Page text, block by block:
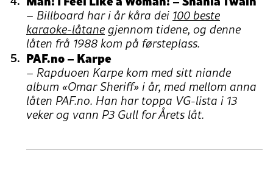
– Billboard har i år kåra dei 100 beste
karaoke-låtanegjennom tidene, og denne
låten frå 1988 kom på førsteplass.
PAF.no – Karpe
– Rapduoen Karpe kom med sitt niande
album «Omar Sheriff» i år, med mellom anna
låten PAF.no. Han har toppa VG-lista i 13
veker og vann P3 Gull for Årets låt.